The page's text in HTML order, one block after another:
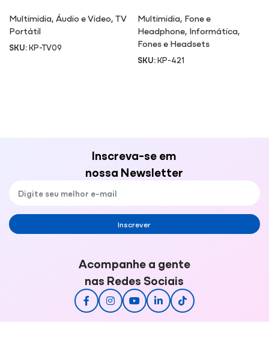
Multimidia,Áudio e Video,TV
Portátil
SKU:KP-TV09
Multimidia, Fone e
Headphone, Informática,
Fones e Headsets
SKU:KP-421
Inscreva-se em
nossa Newsletter
Inscrever
Acompanhe a gente
nas Redes Sociais